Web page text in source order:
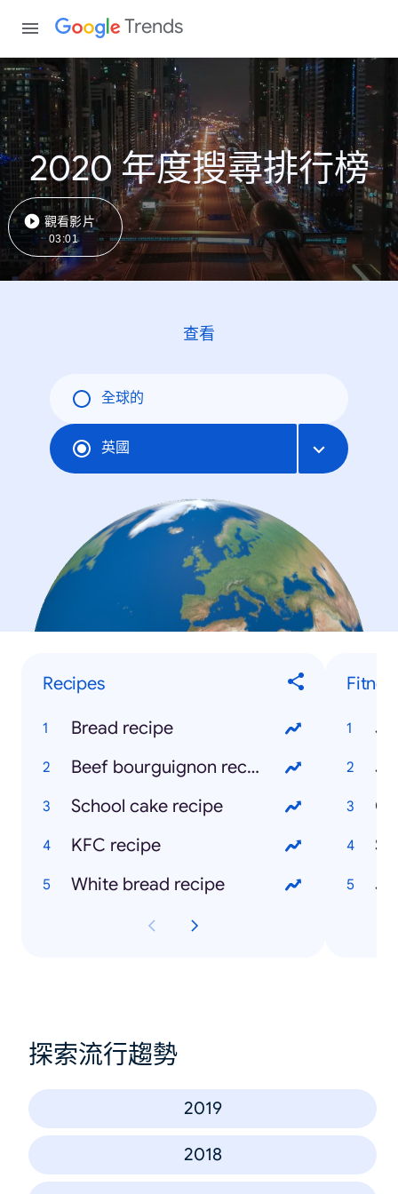
Trends
2020 年度搜尋排行榜
觀看影片
03:01
查看
全球的
英國
Recipes
Bread recipe
Beef bourguignon recipe
School cake recipe
KFC recipe
White bread recipe
探索流行趨勢
2019
2018